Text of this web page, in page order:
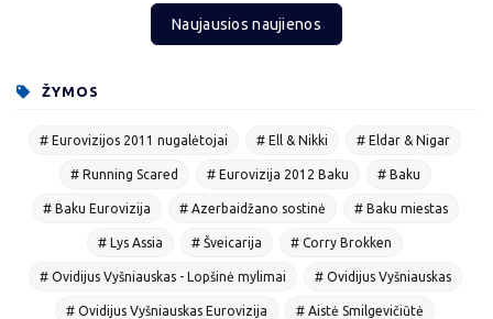
Naujausios naujienos
ŽYMOS
# Eurovizijos 2011 nugalėtojai # Ell & Nikki # Eldar & Nigar
# Running Scared # Eurovizija 2012 Baku # Baku
# Baku Eurovizija # Azerbaidžano sostinė # Baku miestas
# Lys Assia # Šveicarija # Corry Brokken
# Ovidijus Vyšniauskas - Lopšinė mylimai # Ovidijus Vyšniauskas
# Ovidijus Vyšniauskas Eurovizija # Aistė Smilgevičiūtė